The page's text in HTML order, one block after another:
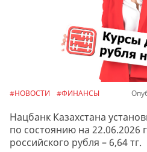
#НОВОСТИ #ФИНАНСЫ
Нацбанк Казахстана
по состоянию на 22.06.2026
российского рубля – 6,64 тг.